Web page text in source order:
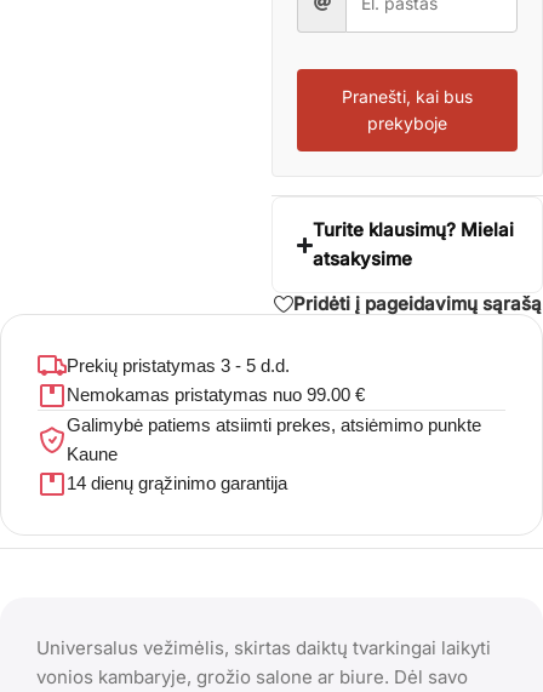
Pranešti, kai bus
prekyboje
Turite klausimų? Mielai
atsakysime
Pridėti į pageidavimų sąrašą
Prekių pristatymas 3 - 5 d.d.
Nemokamas pristatymas nuo 99.00 €
Galimybė patiems atsiimti prekes, atsiėmimo punkte
Kaune
14 dienų grąžinimo garantija
Universalus vežimėlis, skirtas daiktų tvarkingai laikyti
vonios kambaryje, grožio salone ar biure. Dėl savo